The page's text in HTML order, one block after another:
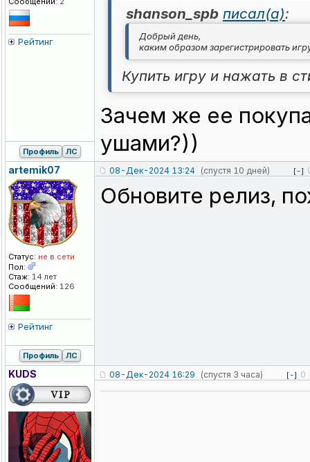
Рейтинг
shanson_spb писал(а):
Добрый день,
каким образом зарегистрировать
Купить игру и нажать в
Зачем же ее
ушами?))
Профиль ЛС
artemik07
Статус: не в сети
Пол:
Стаж: 14 лет
Сообщений: 126
Рейтинг
08-Дек-2024 13:24 (спустя 10 дней) [-]
Обновите релиз,
Профиль ЛС
KUDS 08-Дек-2024 16:29 (спустя 3 часа) [-] 0